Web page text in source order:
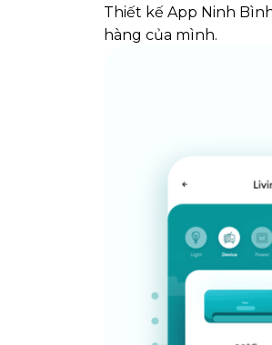
Thiết kế App Ninh
hàng của mình.